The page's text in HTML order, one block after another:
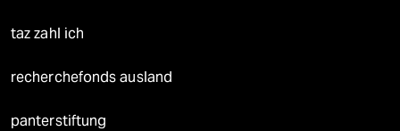
taz zahl ich
recherchefonds ausland
panterstiftung